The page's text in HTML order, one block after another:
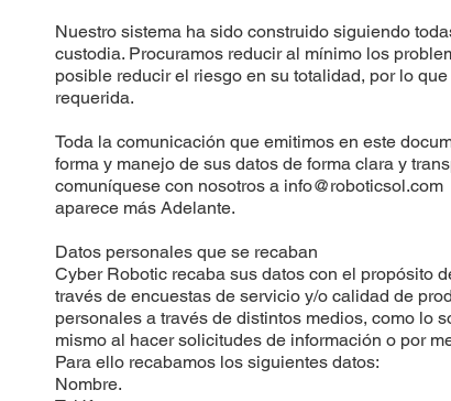
Nuestro sistema ha sido construido siguiendo
custodia. Procuramos reducir al mínimo los
posible reducir el riesgo en su totalidad, por lo
requerida.
Toda la comunicación que emitimos en este
forma y manejo de sus datos de forma clara y
comuníquese con nosotros a info@roboticsol.com
aparece más Adelante.
Datos personales que se recaban
Cyber Robotic recaba sus datos con el propósito
través de encuestas de servicio y/o calidad de
personales a través de distintos medios, como lo
mismo al hacer solicitudes de información o por
Para ello recabamos los siguientes datos:
Nombre.